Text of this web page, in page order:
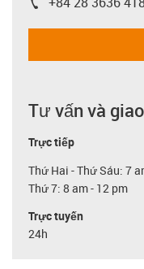
igus-icon-phone
Tư vấn và
Trực tiếp
Thứ Hai - Thứ Sáu: 7
Thứ 7: 8 am - 12 pm
Trực tuyến
24h